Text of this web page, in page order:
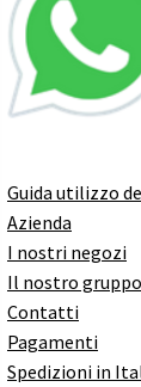
Guida utilizzo
Azienda
I nostri negozi
Il nostro
Contatti
Pagamenti
Spedizioni in